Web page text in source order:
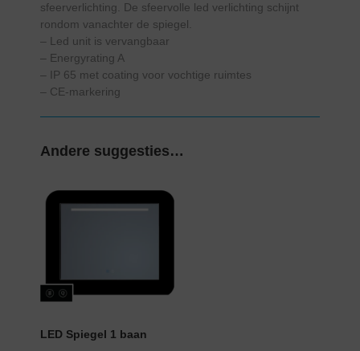
sfeerverlichting. De sfeervolle led verlichting schijnt
rondom vanachter de spiegel.
– Led unit is vervangbaar
– Energyrating A
– IP 65 met coating voor vochtige ruimtes
– CE-markering
Andere suggesties…
LED Spiegel 1 baan